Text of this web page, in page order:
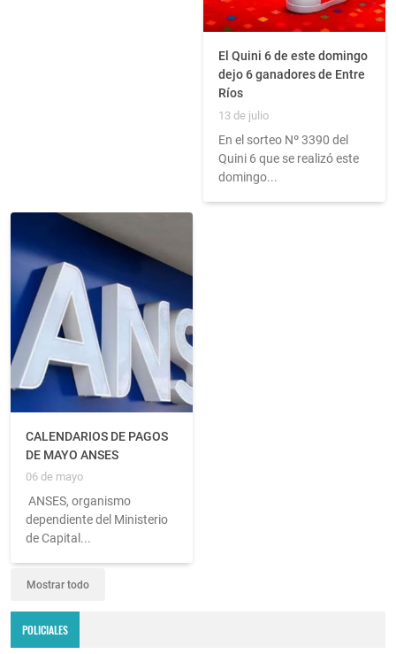
El Quini 6 de este domingo
dejo 6 ganadores de Entre
Ríos
13 de julio
En el sorteo Nº 3390 del
Quini 6 que se realizó este
domingo...
CALENDARIOS DE PAGOS
DE MAYO ANSES
06 de mayo
ANSES, organismo
dependiente del Ministerio
de Capital...
Mostrar todo
POLICIALES